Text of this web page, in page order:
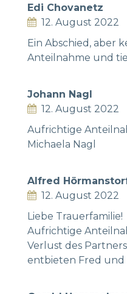
Edi Chovanetz
12. August 2022
Ein Abschied, aber
Anteilnahme und
Johann Nagl
12. August 2022
Aufrichtige
Michaela Nagl
Alfred
12. August 2022
Liebe Trauerfamilie!
Aufrichtige
Verlust des
entbieten Fred